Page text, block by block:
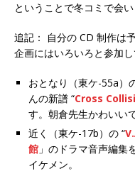
ということで冬コミで会い
追記： 自分の CD 制作は
企画にはいろいろと参加
おとなり（東ケ-55a）
んの新譜 “Cross
す。朝倉先生かわいいで
近く（東ケ-17b）の “
館 」のドラマ音声編集
イケメン。